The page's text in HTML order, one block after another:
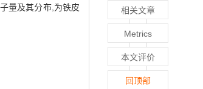
量及其分布,为铁皮
相关文章
Metrics
本文评价
回顶部